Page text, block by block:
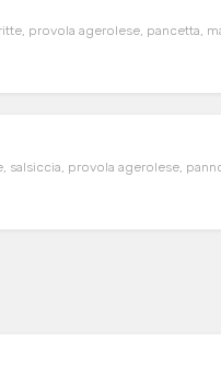
provola agerolese, pancetta,
salsiccia, provola agerolese,